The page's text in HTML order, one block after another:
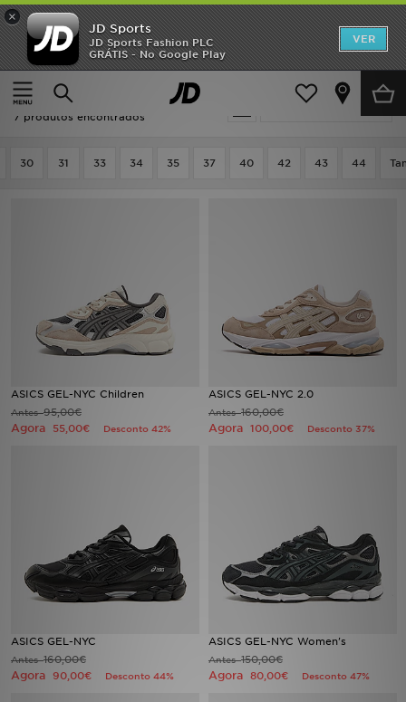
×
JD Sports
JD Sports Fashion PLC
GRÁTIS - No Google Play
VER
Página principal
Oferta | ASICS Gel-NYC
Actualizar a pesquisa
Oferta | ASICS Gel-NYC
7 produtos encontrados
30 31 33 34 35 37 40 42 43 44
ASICS GEL-NYC Children
Antes95,00€
Agora 55,00€ Desconto 42%
ASICS GEL-NYC 2.0
Antes160,00€
Agora 100,00€ Desconto 37%
ASICS GEL-NYC
Antes160,00€
Agora 90,00€ Desconto 44%
ASICS GEL-NYC Women's
Antes150,00€
Agora 80,00€ Desconto 47%
INÍCIO
Promoções
NOVIDADES
DESPORTO
BLOG
ESTADO DO TEU PEDIDO